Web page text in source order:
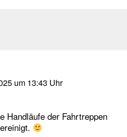
um 13:43 Uhr
Handläufe der Fahrtreppen